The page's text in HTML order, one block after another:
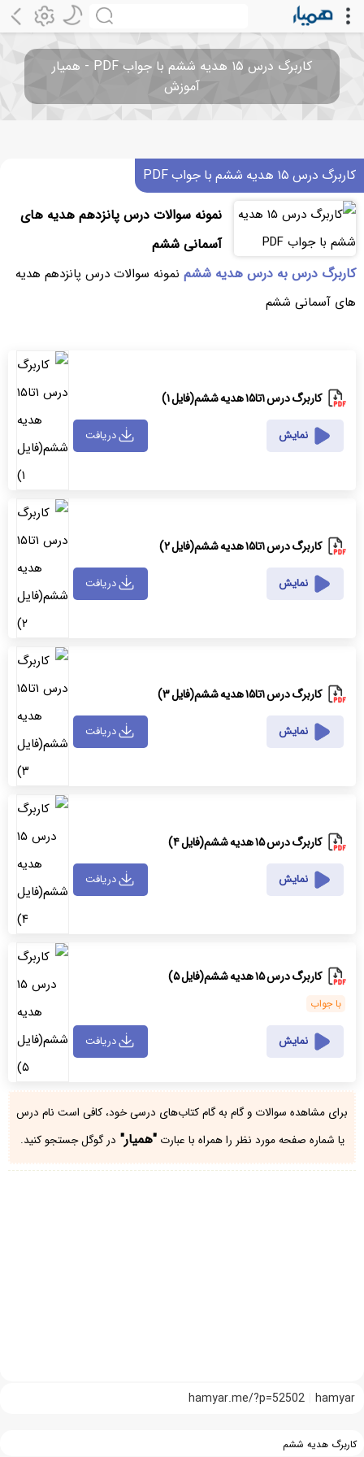
کاربرگ درس ۱۵ هدیه ششم با جواب PDF - همیار
آموزش
کاربرگ درس ۱۵ هدیه ششم با جواب PDF
نمونه سوالات درس پانزدهم هدیه های
آسمانی ششم
کاربرگ درس به درس هدیه ششم نمونه سوالات درس پانزدهم هدیه
های آسمانی ششم
کاربرگ درس ۱تا۱۵ هدیه ششم(فایل ۱)
نمایش دریافت
کاربرگ درس ۱تا۱۵ هدیه ششم(فایل ۲)
نمایش دریافت
کاربرگ درس ۱تا۱۵ هدیه ششم(فایل ۳)
نمایش دریافت
کاربرگ درس ۱۵ هدیه ششم(فایل ۴)
نمایش دریافت
کاربرگ درس ۱۵ هدیه ششم(فایل ۵)
با جواب
نمایش دریافت
برای مشاهده سوالات و گام به گام کتاب‌های درسی خود، کافی است نام درس
یا شماره صفحه مورد نظر را همراه با عبارت"همیار" در گوگل جستجو کنید.
hamyar
hamyar.me/?p=52502
کاربرگ هدیه ششم